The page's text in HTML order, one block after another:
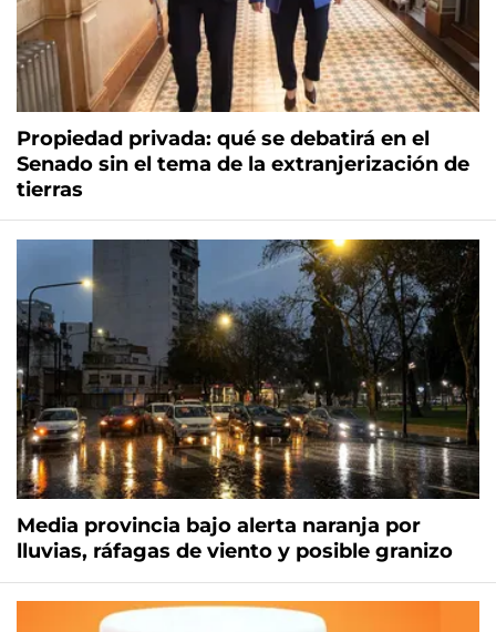
Propiedad privada: qué se debatirá en el
Senado sin el tema de la extranjerización de
tierras
Media provincia bajo alerta naranja por
lluvias, ráfagas de viento y posible granizo